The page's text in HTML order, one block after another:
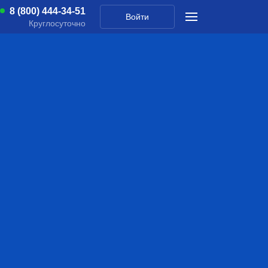
8 (800) 444-34-51
Круглосуточно
Войти